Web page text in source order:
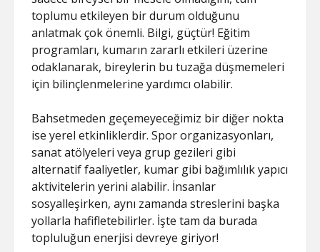
toplumu etkileyen bir durum olduğunu
anlatmak çok önemli. Bilgi, güçtür! Eğitim
programları, kumarın zararlı etkileri üzerine
odaklanarak, bireylerin bu tuzağa düşmemeleri
için bilinçlenmelerine yardımcı olabilir.
Bahsetmeden geçemeyeceğimiz bir diğer nokta
ise yerel etkinliklerdir. Spor organizasyonları,
sanat atölyeleri veya grup gezileri gibi
alternatif faaliyetler, kumar gibi bağımlılık yapıcı
aktivitelerin yerini alabilir. İnsanlar
sosyalleşirken, aynı zamanda streslerini başka
yollarla hafifletebilirler. İşte tam da burada
topluluğun enerjisi devreye giriyor!